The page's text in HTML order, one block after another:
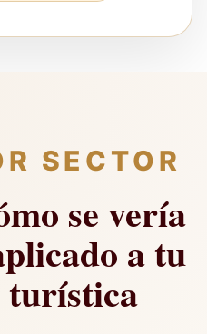
SECTOR
se vería
a tu
turística